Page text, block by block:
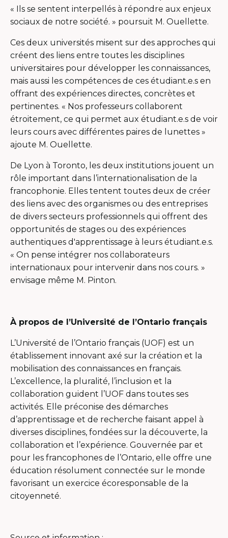
fenêtre
« Ils se sentent interpellés à répondre aux enjeux
sociaux de notre société. » poursuit M. Ouellette.
Ces deux universités misent sur des approches qui
créent des liens entre toutes les disciplines
universitaires pour développer les connaissances,
mais aussi les compétences de ces étudiant.e.s en
offrant des expériences directes, concrètes et
pertinentes. « Nos professeurs collaborent
étroitement, ce qui permet aux étudiant.e.s de voir
leurs cours avec différentes paires de lunettes »
ajoute M. Ouellette.
De Lyon à Toronto, les deux institutions jouent un
rôle important dans l’internationalisation de la
francophonie. Elles tentent toutes deux de créer
des liens avec des organismes ou des entreprises
de divers secteurs professionnels qui offrent des
opportunités de stages ou des expériences
authentiques d'apprentissage à leurs étudiant.e.s.
« On pense intégrer nos collaborateurs
internationaux pour intervenir dans nos cours. »
envisage même M. Pinton.
À propos de l’Université de l’Ontario français
L’Université de l’Ontario français (UOF) est un
établissement innovant axé sur la création et la
mobilisation des connaissances en français.
L’excellence, la pluralité, l’inclusion et la
collaboration guident l’UOF dans toutes ses
activités. Elle préconise des démarches
d’apprentissage et de recherche faisant appel à
diverses disciplines, fondées sur la découverte, la
collaboration et l’expérience. Gouvernée par et
pour les francophones de l’Ontario, elle offre une
éducation résolument connectée sur le monde
favorisant un exercice écoresponsable de la
citoyenneté.